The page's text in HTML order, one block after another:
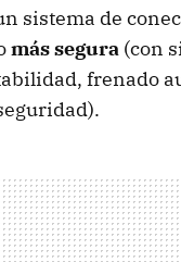
sistema de
más segura (con
frenado